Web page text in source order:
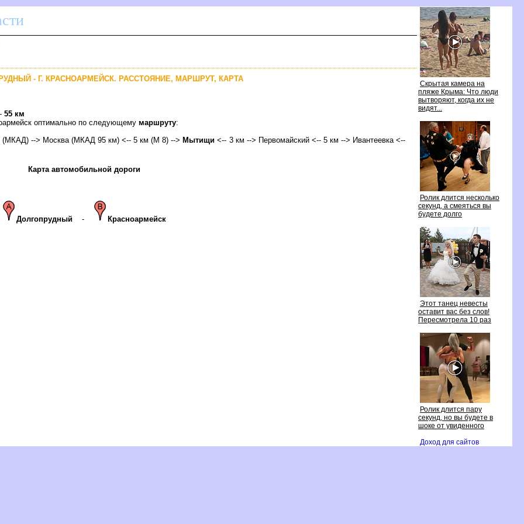
Скрытая камера на
пляже Крыма: Что люди
ытворяют, когда их не
идят...
Ролик длится несколько
секунд, а смеяться вы
удете долго
Этот танец невесты
оставит вас без слов!
Пересмотрела 10 раз
Ролик длится пару
секунд, но вы будете
шоке от увиденного
Доход для сайто
- Г. КРАСНОАРМЕЙСК. РАССТОЯНИЕ, МАРШРУТ, КАРТА
55 км
оптимально по следующему маршруту:
(МКАД) --> Москва (МКАД 95 км) <-- 5 км (М 8) -->Мытищи <-- 3 км --> Первомайский <-- 5 км --> Ивантеевка <--
Карта автомобильной дороги
Долгопрудный - Красноармейск